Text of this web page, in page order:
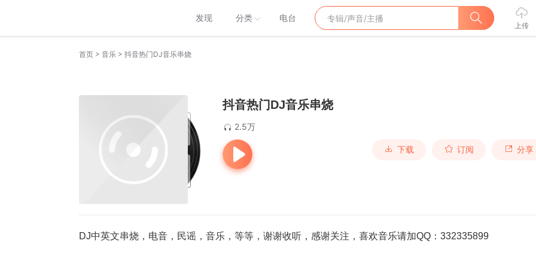
发现 分类 电台
上传
首页 > 音乐 > 抖音热门DJ音乐串烧
抖音热门DJ音乐串烧
2.5万
下载 订阅 分享
DJ中英文串烧，电音，民谣，音乐，等等，谢谢收听，感谢关注，喜欢音乐请加QQ：332335899